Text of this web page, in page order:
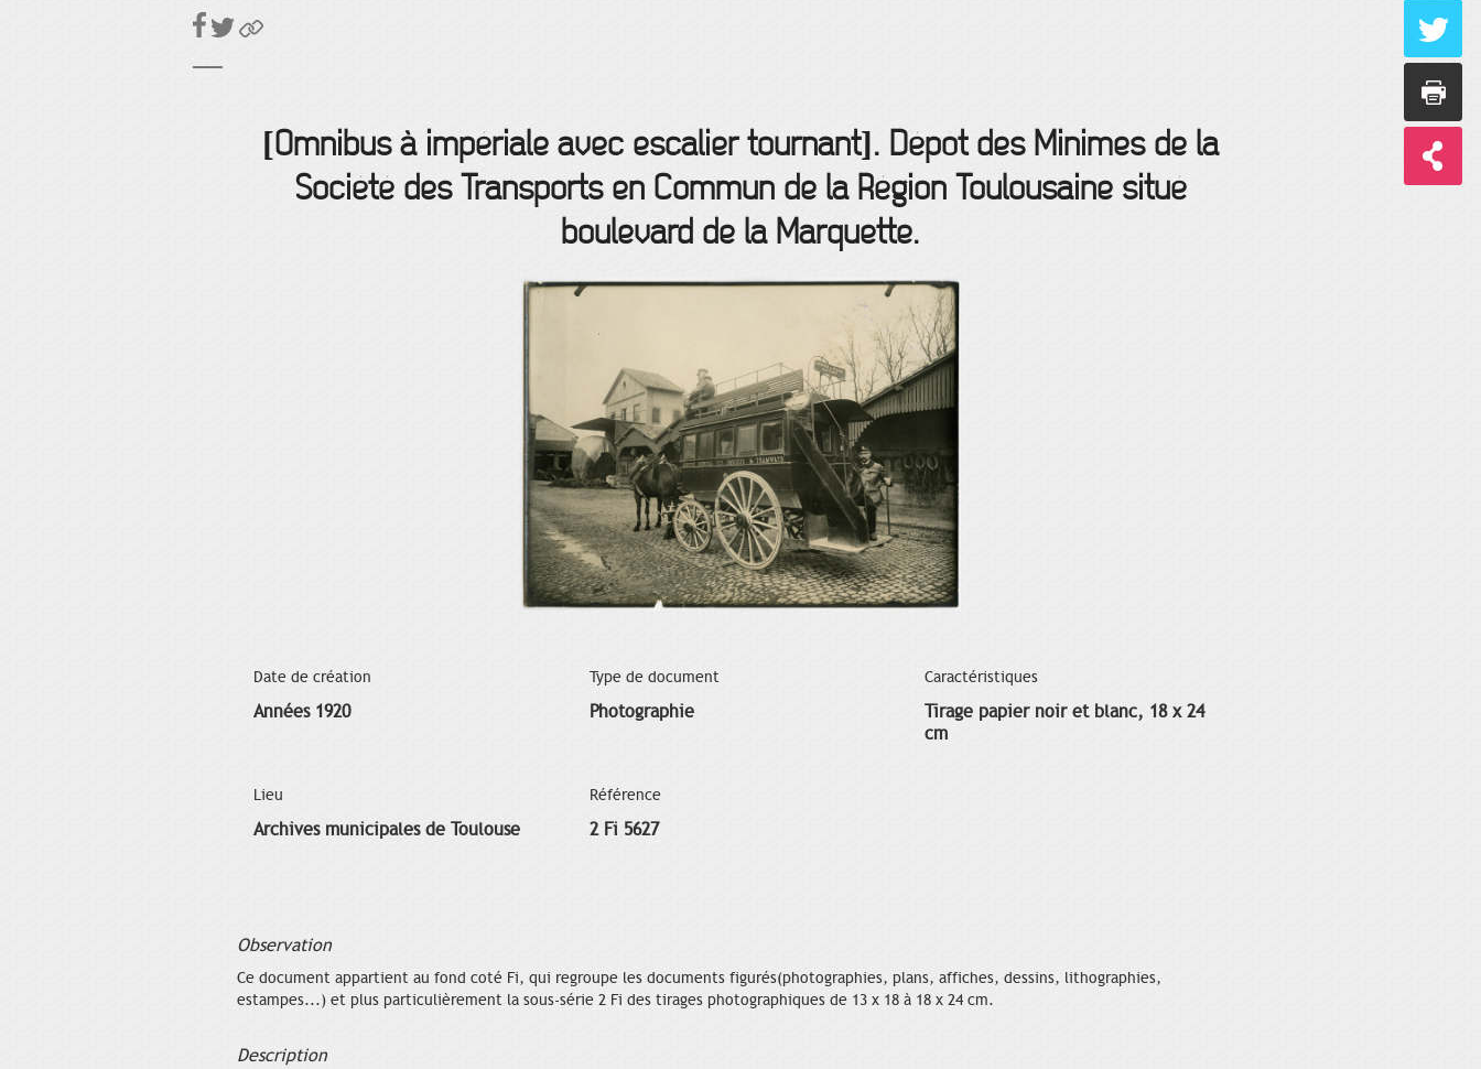
[Omnibus à impériale avec escalier tournant]. Dépôt des Minimes de la
Société des Transports en Commun de la Région Toulousaine situé
boulevard de la Marquette.
Date de création
Années 1920
Type de document
Photographie
Caractéristiques
Tirage papier noir et blanc, 18 x 24
cm
Lieu
Archives municipales de Toulouse
Référence
2 Fi 5627
Observation
Ce document appartient au fond coté Fi, qui regroupe les documents figurés(photographies, plans, affiches, dessins, lithographies,
estampes...) et plus particulièrement la sous-série 2 Fi des tirages photographiques de 13 x 18 à 18 x 24 cm.
Description